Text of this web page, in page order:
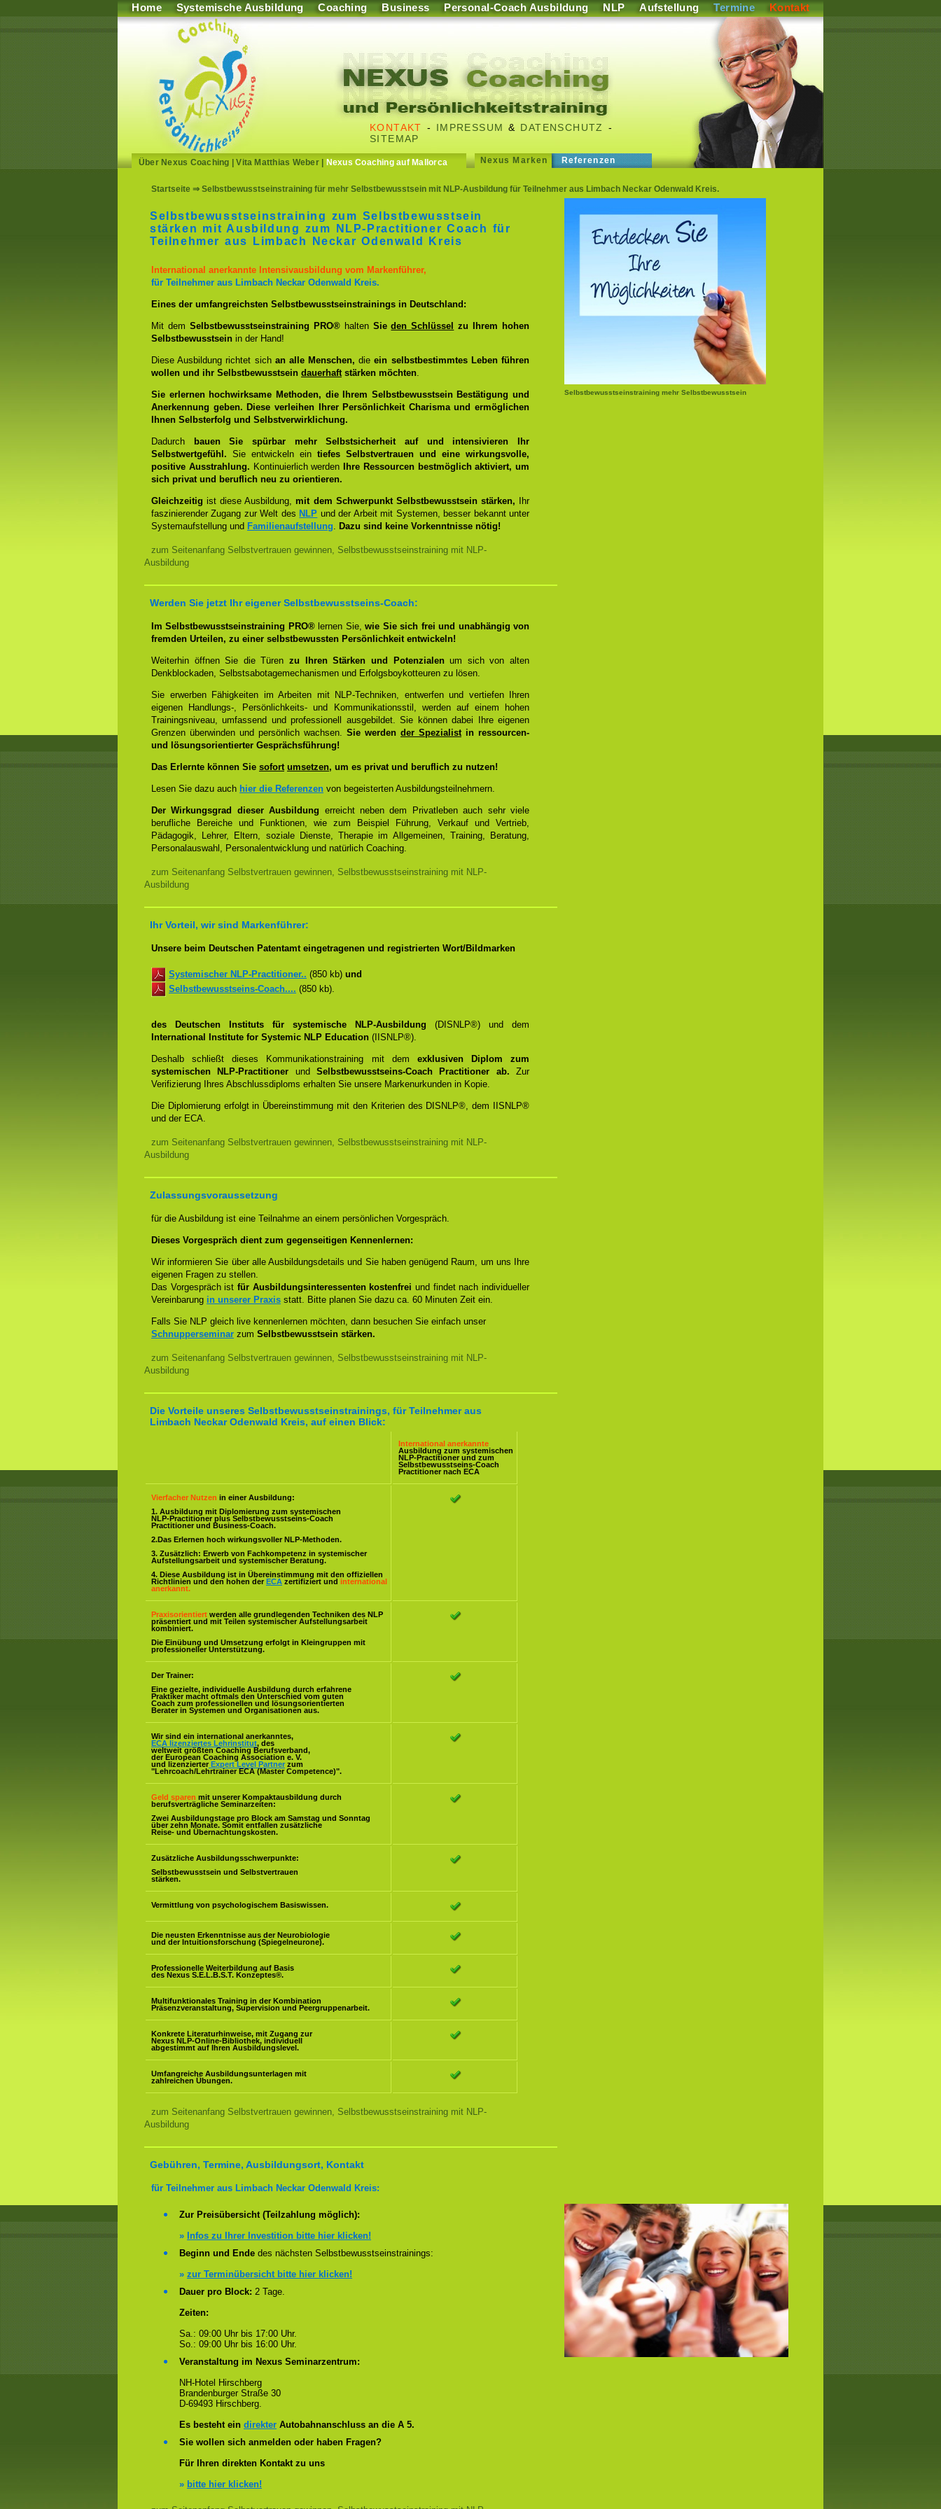
Home Systemische Ausbildung Coaching Business Personal-Coach Ausbildung NLP Aufstellung Termine Kontakt
KONTAKT - IMPRESSUM & DATENSCHUTZ
-
SITEMAP
Über Nexus Coaching |Vita Matthias Weber| Nexus Coaching auf Mallorca Nexus Marken Referenzen
Startseite ⇒ Selbstbewusstseinstraining für mehr Selbstbewusstsein mit NLP-Ausbildung für Teilnehmer aus Limbach Neckar Odenwald Kreis.
Selbstbewusstseinstraining mehr Selbstbewusstsein
Selbstbewusstseinstraining zum Selbstbewusstsein
stärken mit Ausbildung zum NLP-Practitioner Coach für
Teilnehmer aus Limbach Neckar Odenwald Kreis
International anerkannte Intensivausbildung vom Markenführer,
für Teilnehmer aus Limbach Neckar Odenwald Kreis.
Eines der umfangreichsten Selbstbewusstseinstrainings in Deutschland:
Mit dem Selbstbewusstseinstraining PRO®haltenSieden Schlüssel
zu Ihrem hohen
Selbstbewusstsein in der Hand!
Diese Ausbildung richtet sich an alle Menschen, dieein selbstbestimmtes Leben führen
wollen und ihr Selbstbewusstsein dauerhaftstärken möchten.
Sie erlernen hochwirksame Methoden, die Ihrem Selbstbewusstsein Bestätigung und
Anerkennung geben. Diese verleihen Ihrer Persönlichkeit Charisma und ermöglichen
Ihnen Selbsterfolg und Selbstverwirklichung.
Dadurch
bauen Sie spürbar mehr Selbstsicherheit auf und intensivieren Ihr
Selbstwertgefühl. Sie entwickeln ein tiefes Selbstvertrauen und eine wirkungsvolle,
positive Ausstrahlung. Kontinuierlich werden
Ihre Ressourcen bestmöglich aktiviert, um
sich privat und beruflich neu zu orientieren.
Gleichzeitigist diese Ausbildung, mit dem Schwerpunkt Selbstbewusstsein stärken, Ihr
faszinierender Zugang zur Welt des NLP und der Arbeit mit Systemen, besser bekannt unter
Systemaufstellung und Familienaufstellung. Dazu sind keine Vorkenntnisse nötig!
zum Seitenanfang Selbstvertrauen gewinnen, Selbstbewusstseinstraining mit NLP-
Ausbildung
Werden Sie jetzt Ihr eigener Selbstbewusstseins-Coach:
Im Selbstbewusstseinstraining PRO® lernen Sie,wie Sie sich frei und unabhängig von
fremden Urteilen, zu einer selbstbewussten Persönlichkeit entwickeln!
Weiterhin öffnen Sie die Türenzu Ihren Stärken und Potenzialenum sich von alten
Denkblockaden, Selbstsabotagemechanismen und Erfolgsboykotteuren zu lösen.
Sie erwerben Fähigkeiten im Arbeiten mit NLP-Techniken, entwerfen und vertiefen Ihren
eigenen Handlungs-, Persönlichkeits- und Kommunikationsstil, werden auf einem hohen
Trainingsniveau, umfassend und professionell ausgebildet. Sie können dabei Ihre eigenen
Grenzen überwinden und persönlich wachsen. Sie werden der Spezialistin ressourcen-
und lösungsorientierter Gesprächsführung!
Das Erlernte können Sie sofort umsetzen, um es privat und beruflich zu nutzen!
Lesen Sie dazu auch hier die Referenzen von begeisterten Ausbildungsteilnehmern.
Der Wirkungsgrad dieser Ausbildung erreicht neben dem Privatleben auch sehr viele
berufliche Bereiche und Funktionen, wie zum Beispiel Führung, Verkauf und Vertrieb,
Pädagogik, Lehrer, Eltern, soziale Dienste, Therapie im Allgemeinen, Training, Beratung,
Personalauswahl, Personalentwicklung und natürlich Coaching.
zum Seitenanfang Selbstvertrauen gewinnen, Selbstbewusstseinstraining mit NLP-
Ausbildung
Ihr Vorteil, wir sind Markenführer:
Unsere beim Deutschen Patentamt eingetragenen und registrierten Wort/Bildmarken
Systemischer NLP-Practitioner.. (850 kb) und
Selbstbewusstseins-Coach.... (850 kb).
des Deutschen Instituts für systemische NLP-Ausbildung (DISNLP®) und dem
International Institute for Systemic NLP Education (IISNLP®).
Deshalb schließt dieses Kommunikationstraining mit dem exklusiven Diplom zum
systemischen NLP-Practitioner undSelbstbewusstseins-Coach Practitioner ab.Zur
Verifizierung Ihres Abschlussdiploms erhalten Sie unsere Markenurkunden in Kopie.
Die Diplomierung erfolgt in Übereinstimmung mit den Kriterien des DISNLP®, dem IISNLP®
und der ECA.
zum Seitenanfang Selbstvertrauen gewinnen, Selbstbewusstseinstraining mit NLP-
Ausbildung
Zulassungsvoraussetzung
für die Ausbildung ist eine Teilnahme an einem persönlichen Vorgespräch.
Dieses Vorgespräch dient zum gegenseitigen Kennenlernen:
Wir informieren Sie über alle Ausbildungsdetails und Sie haben genügend Raum, um uns Ihre
eigenen Fragen zu stellen.
Das Vorgespräch ist für Ausbildungsinteressenten kostenfrei und findet nach individueller
Vereinbarung in unserer Praxis statt. Bitte planen Sie dazu ca. 60 Minuten Zeit ein.
Falls Sie NLP gleich live kennenlernen möchten, dann besuchen Sie einfach unser
Schnupperseminar zum Selbstbewusstsein stärken.
zum Seitenanfang Selbstvertrauen gewinnen, Selbstbewusstseinstraining mit NLP-
Ausbildung
Die Vorteile unseres Selbstbewusstseinstrainings, für Teilnehmer aus
Limbach Neckar Odenwald Kreis, auf einen Blick:
International anerkannte
Ausbildung zum systemischen
NLP-Practitioner und zum
Selbstbewusstseins-Coach
Practitioner nach ECA
Vierfacher Nutzen in einer Ausbildung:
1. Ausbildung mit Diplomierung zum systemischen
NLP-Practitioner plus Selbstbewusstseins-Coach
Practitioner und Business-Coach.
2.Das Erlernen hoch wirkungsvoller NLP-Methoden.
3. Zusätzlich: Erwerb von Fachkompetenz in systemischer
Aufstellungsarbeit und systemischer Beratung.
4. Diese Ausbildung ist in Übereinstimmung mit den offiziellen
Richtlinien und den hohen der ECA zertifiziert und international
anerkannt.
Praxisorientiert werden alle grundlegenden Techniken des NLP
präsentiert und mit Teilen systemischer Aufstellungsarbeit
kombiniert.
Die Einübung und Umsetzung erfolgt in Kleingruppen mit
professioneller Unterstützung.
Der Trainer:
Eine gezielte, individuelle Ausbildung durch erfahrene
Praktiker macht oftmals den Unterschied vom guten
Coach zum professionellen und lösungsorientierten
Berater in Systemen und Organisationen aus.
Wir sind ein international anerkanntes,
ECA lizenziertes Lehrinstitut, des
weltweit größten Coaching Berufsverband,
der European Coaching Association e. V.
und lizenzierter Expert Level Partner zum
"Lehrcoach/Lehrtrainer ECA (Master Competence)".
Geld sparen mit unserer Kompaktausbildung durch
berufsverträgliche Seminarzeiten:
Zwei Ausbildungstage pro Block am Samstag und Sonntag
über zehn Monate. Somit entfallen zusätzliche
Reise- und Übernachtungskosten.
Zusätzliche Ausbildungsschwerpunkte:
Selbstbewusstsein und Selbstvertrauen
stärken.
Vermittlung von psychologischem Basiswissen.
Die neusten Erkenntnisse aus der Neurobiologie
und der Intuitionsforschung (Spiegelneurone).
Professionelle Weiterbildung auf Basis
des Nexus S.E.L.B.S.T. Konzeptes®.
Multifunktionales Training in der Kombination
Präsenzveranstaltung, Supervision und Peergruppenarbeit.
Konkrete Literaturhinweise, mit Zugang zur
Nexus NLP-Online-Bibliothek, individuell
abgestimmt auf Ihren Ausbildungslevel.
Umfangreiche Ausbildungsunterlagen mit
zahlreichen Übungen.
zum Seitenanfang Selbstvertrauen gewinnen, Selbstbewusstseinstraining mit NLP-
Ausbildung
Gebühren, Termine, Ausbildungsort, Kontakt
für Teilnehmer aus Limbach Neckar Odenwald Kreis:
Zur Preisübersicht (Teilzahlung möglich):
» Infos zu Ihrer Investition bitte hier klicken!
Beginn und Ende des nächsten Selbstbewusstseinstrainings:
» zur Terminübersicht bitte hier klicken!
Dauer pro Block: 2 Tage.
Zeiten:
Sa.: 09:00 Uhr bis 17:00 Uhr.
So.: 09:00 Uhr bis 16:00 Uhr.
Veranstaltung im Nexus Seminarzentrum:
NH-Hotel Hirschberg
Brandenburger Straße 30
D-69493 Hirschberg.
Es besteht ein direkter Autobahnanschluss an die A 5.
Sie wollen sich anmelden oder haben Fragen?
Für Ihren direkten Kontakt zu uns
» bitte hier klicken!